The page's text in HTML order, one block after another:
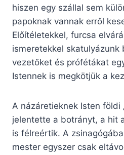
hiszen egy szállal sem
papoknak vannak erről
Előítéletekkel, furcsa
ismeretekkel skatulyázunk
vezetőket és prófétákat
Istennek is megkötjük a
A názáretieknek Isten földi
jelentette a botrányt, a hit
is félreértik. A
mester egyszer csak